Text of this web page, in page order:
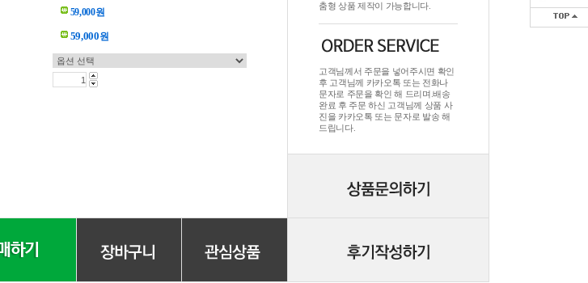
59,000원
59,000원
춤형 상품 제작이 가능합니다.
고객님께서 주문을 넣어주시면 확인
후 고객님께 카카오톡 또는 전화나
문자로 주문을 확인 해 드리며.배송
완료 후 주문 하신 고객님께 상품 사
진을 카카오톡 또는 문자로 발송 해
드립니다.